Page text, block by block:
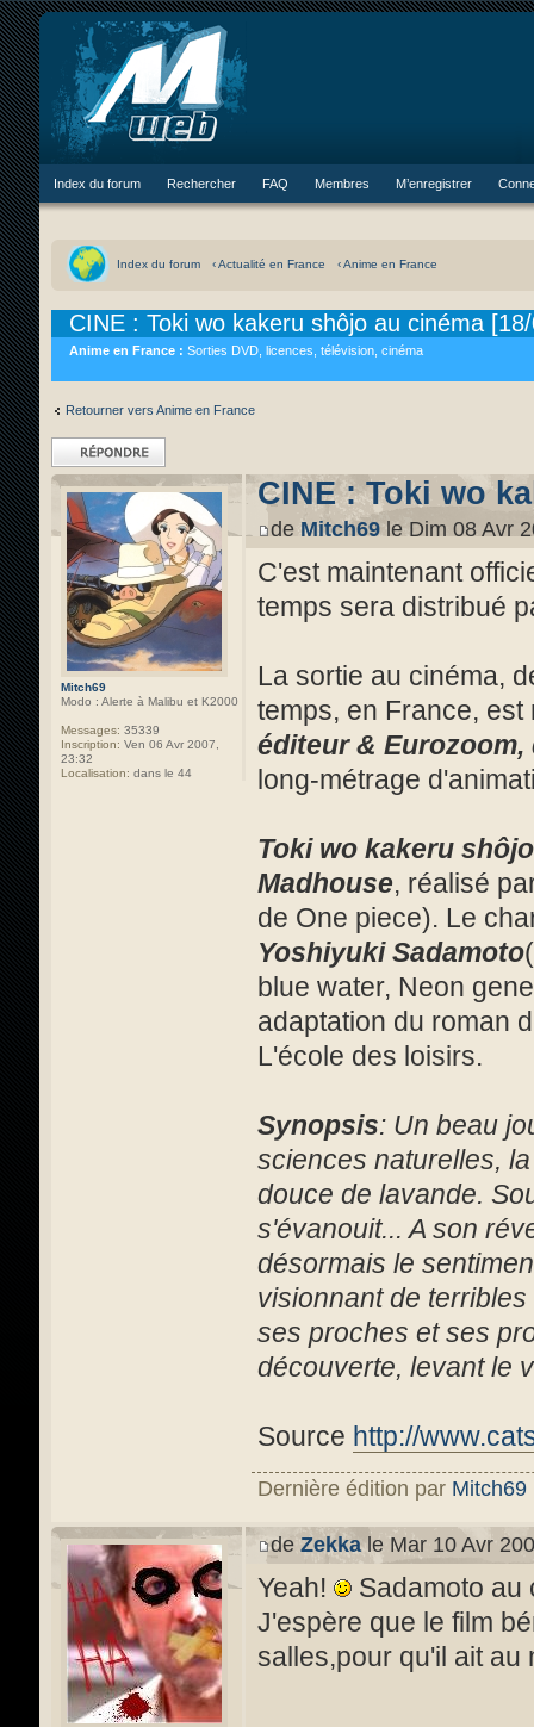
Index du forum Rechercher FAQ Membres M’enregistrer
Index du forum ‹ Actualité en France ‹ Anime en France
CINE : Toki wo kakeru shôjo au cinéma
Anime en France : Sorties DVD, licences, télévision, cinéma
Retourner vers Anime en France
Répondre
Mitch69
Modo : Alerte à Malibu et K2000
Messages: 35339
Inscription: Ven 06 Avr 2007,
23:32
Localisation: dans le 44
CINE : Toki wo
de Mitch69le Dim 08 Avr
C'est maintenant
temps sera distribué
La sortie au cinéma,
temps, en France,
éditeur &
long-métrage
Toki wo kakeru
Madhouse, réalisé
de One piece). Le
Yoshiyuki Sadamoto
blue water, Neon
adaptation du roman
L'école des loisirs.
Synopsis: Un beau
sciences naturelles,
douce de lavande.
s'évanouit... A son
désormais le
visionnant de
ses proches et ses
découverte, levant le
Source http://
Dernière édition par Mitch69
de Zekkale Mar 10 Avr
Yeah!
Sadamoto au
J'espère que le film
salles,pour qu'il ait au